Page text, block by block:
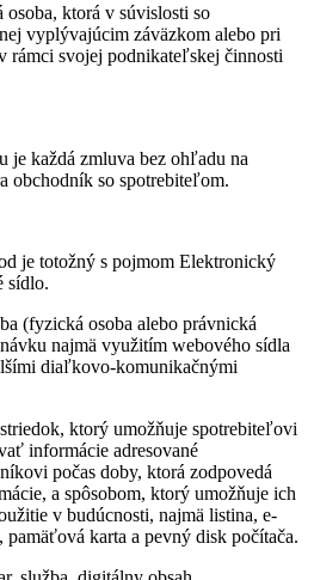
ktorá v súvislosti so
vyplývajúcim záväzkom alebo pri
rámci svojej podnikateľskej činnosti
je každá zmluva bez ohľadu na
obchodník so spotrebiteľom.
je totožný s pojmom Elektronický
sídlo.
(fyzická osoba alebo právnická
najmä využitím webového sídla
diaľkovo-komunikačnými
ktorý umožňuje spotrebiteľovi
informácie adresované
počas doby, ktorá zodpovedá
a spôsobom, ktorý umožňuje ich
v budúcnosti, najmä listina, e-
karta a pevný disk počítača.